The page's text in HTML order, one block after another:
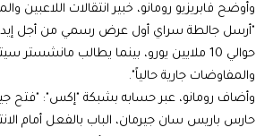
وأوضح فابريزيو رومانو، خبير انتقالات اللاعبين
"أرسل جالطة سراي أول عرض رسمي من أجل
حوالي 10 ملايين يورو، بينما يطالب مانشستر
والمفاوضات جارية حالياً".
وأضاف رومانو، عبر حسابه بشبكة "إكس": "فتح
حارس باريس سان جيرمان، الباب بالفعل أمام